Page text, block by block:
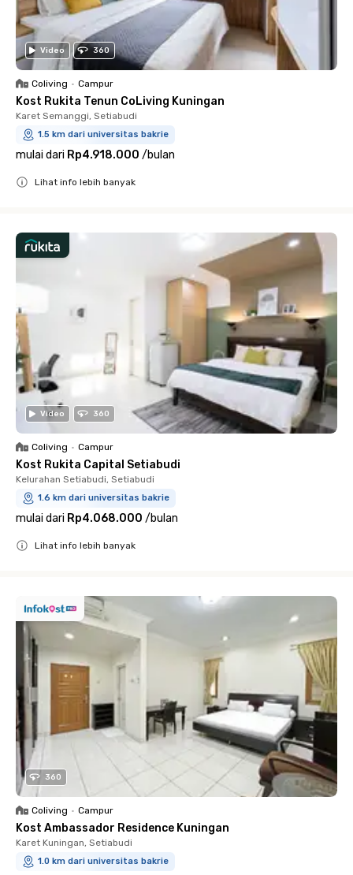
Video 360
Coliving • Campur
Kost Rukita Tenun CoLiving Kuningan
Karet Semanggi, Setiabudi
1.5 km dari universitas bakrie
mulai dari Rp4.918.000 /bulan
Lihat info lebih banyak
Video 360
Coliving • Campur
Kost Rukita Capital Setiabudi
Kelurahan Setiabudi, Setiabudi
1.6 km dari universitas bakrie
mulai dari Rp4.068.000 /bulan
Lihat info lebih banyak
360
Coliving • Campur
Kost Ambassador Residence Kuningan
Karet Kuningan, Setiabudi
1.0 km dari universitas bakrie